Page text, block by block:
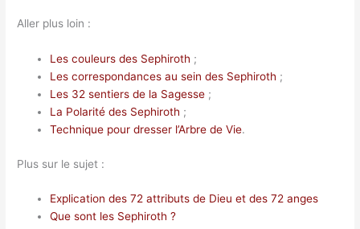
Aller plus loin :
Les couleurs des Sephiroth ;
Les correspondances au sein des Sephiroth ;
Les 32 sentiers de la Sagesse ;
La Polarité des Sephiroth ;
Technique pour dresser l’Arbre de Vie.
Plus sur le sujet :
Explication des 72 attributs de Dieu et des 72 anges
Que sont les Sephiroth ?